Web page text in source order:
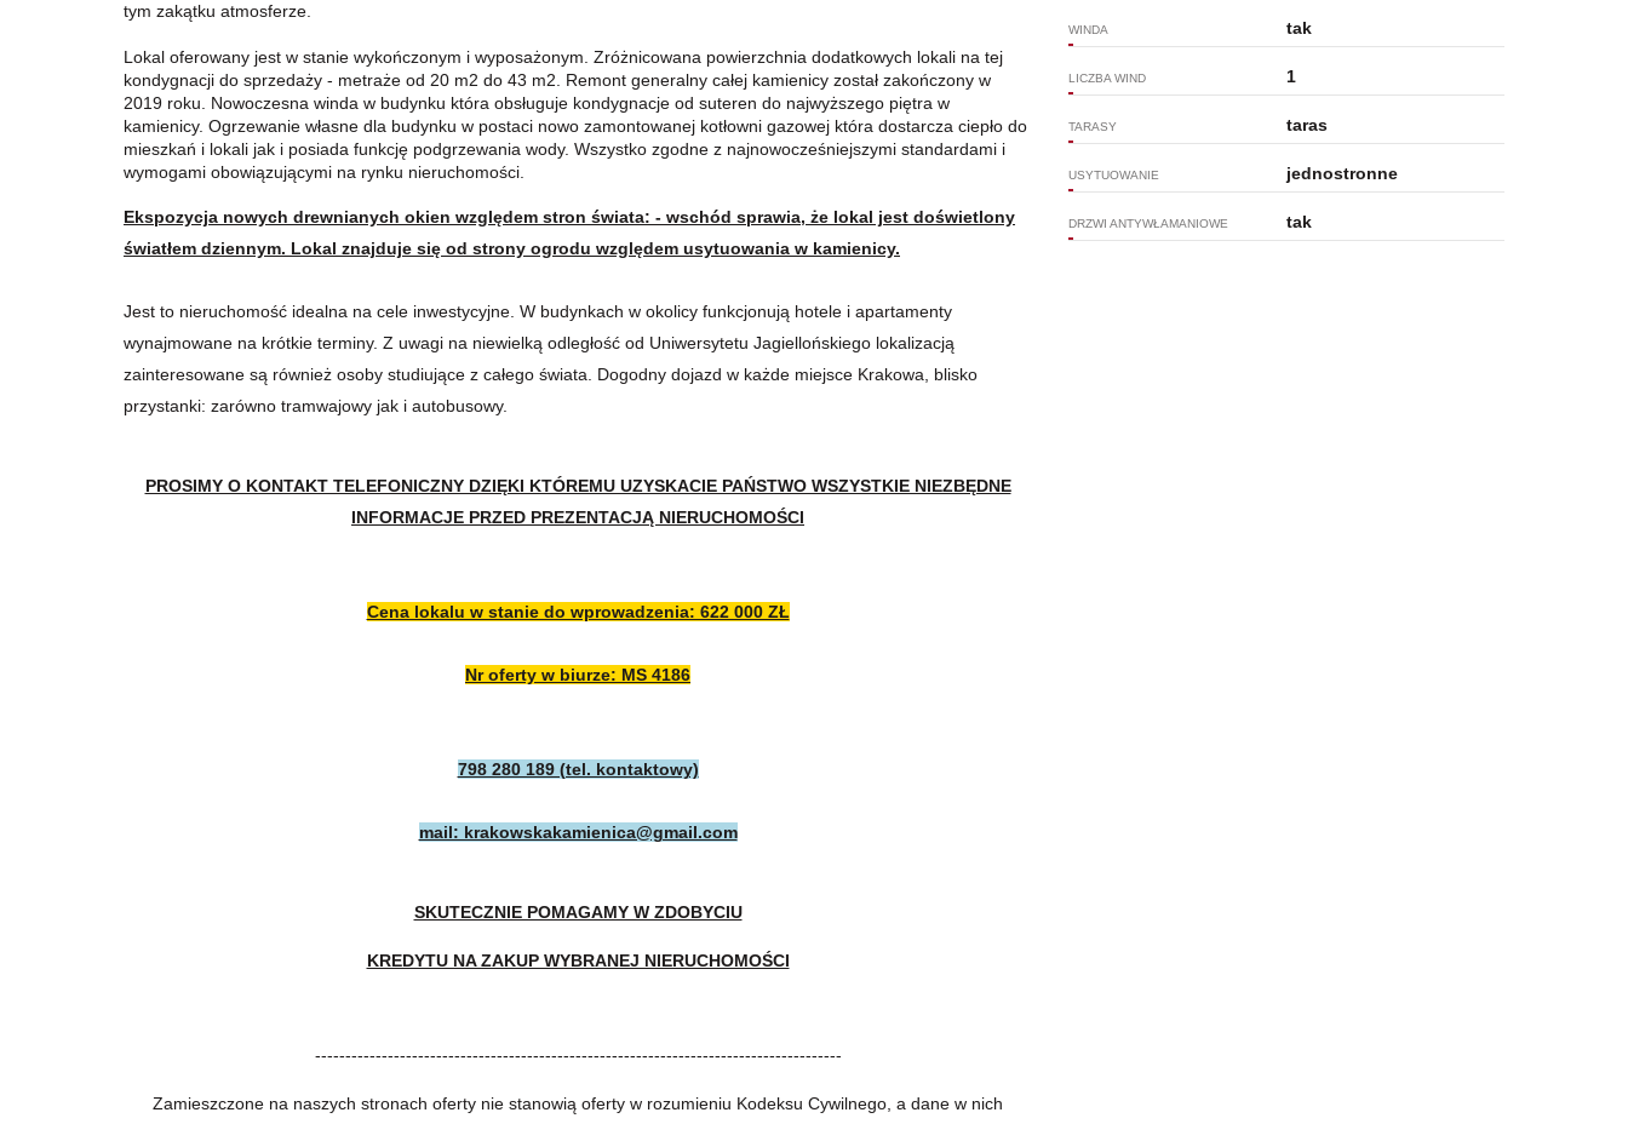
tym zakątku atmosferze.
Lokal oferowany jest w stanie wykończonym i wyposażonym. Zróżnicowana powierzchnia dodatkowych lokali na tej
kondygnacji do sprzedaży - metraże od 20 m2 do 43 m2. Remont generalny całej kamienicy został zakończony w
2019 roku. Nowoczesna winda w budynku która obsługuje kondygnacje od suteren do najwyższego piętra w
kamienicy. Ogrzewanie własne dla budynku w postaci nowo zamontowanej kotłowni gazowej która dostarcza ciepło do
mieszkań i lokali jak i posiada funkcję podgrzewania wody. Wszystko zgodne z najnowocześniejszymi standardami i
wymogami obowiązującymi na rynku nieruchomości.
Ekspozycja nowych drewnianych okien względem stron świata: - wschód sprawia, że lokal jest doświetlony
światłem dziennym. Lokal znajduje się od strony ogrodu względem usytuowania w kamienicy.
Jest to nieruchomość idealna na cele inwestycyjne. W budynkach w okolicy funkcjonują hotele i apartamenty
wynajmowane na krótkie terminy. Z uwagi na niewielką odległość od Uniwersytetu Jagiellońskiego lokalizacją
zainteresowane są również osoby studiujące z całego świata.
Dogodny dojazd w każde miejsce Krakowa, blisko
przystanki: zarówno tramwajowy jak i autobusowy.
PROSIMY O KONTAKT TELEFONICZNY DZIĘKI KTÓREMU UZYSKACIE PAŃSTWO WSZYSTKIE NIEZBĘDNE
INFORMACJE PRZED PREZENTACJĄ NIERUCHOMOŚCI
Cena lokalu w stanie do wprowadzenia: 622 000 ZŁ
Nr oferty w biurze: MS 4186
798 280 189 (tel. kontaktowy)
mail: krakowskakamienica@gmail.com
SKUTECZNIE POMAGAMY W ZDOBYCIU
KREDYTU NA ZAKUP WYBRANEJ NIERUCHOMOŚCI
---------------------------------------------------------------------------------------
Zamieszczone na naszych stronach oferty nie stanowią oferty w rozumieniu Kodeksu Cywilnego, a dane w nich
WINDA tak
LICZBA WIND 1
TARASY taras
USYTUOWANIE jednostronne
DRZWI ANTYWŁAMANIOWE tak